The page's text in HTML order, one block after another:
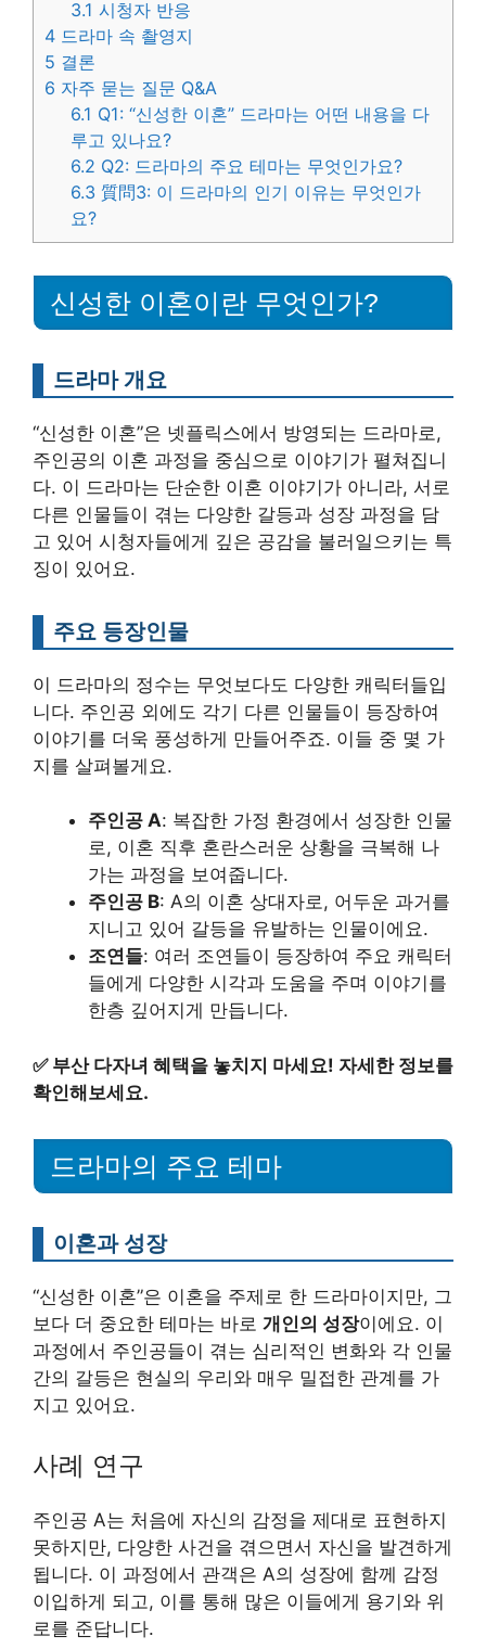
3.1 시청자 반응
4 드라마 속 촬영지
5 결론
6 자주 묻는 질문 Q&A
6.1 Q1: “신성한 이혼” 드라마는 어떤 내용을 다
루고 있나요?
6.2 Q2: 드라마의 주요 테마는 무엇인가요?
6.3 質問3: 이 드라마의 인기 이유는 무엇인가
요?
신성한 이혼이란 무엇인가?
드라마 개요
“신성한 이혼”은 넷플릭스에서 방영되는 드라마로,
주인공의 이혼 과정을 중심으로 이야기가 펼쳐집니
다. 이 드라마는 단순한 이혼 이야기가 아니라, 서로
다른 인물들이 겪는 다양한 갈등과 성장 과정을 담
고 있어 시청자들에게 깊은 공감을 불러일으키는 특
징이 있어요.
주요 등장인물
이 드라마의 정수는 무엇보다도 다양한 캐릭터들입
니다. 주인공 외에도 각기 다른 인물들이 등장하여
이야기를 더욱 풍성하게 만들어주죠. 이들 중 몇 가
지를 살펴볼게요.
주인공 A: 복잡한 가정 환경에서 성장한 인물
로, 이혼 직후 혼란스러운 상황을 극복해 나
가는 과정을 보여줍니다.
주인공 B: A의 이혼 상대자로, 어두운 과거를
지니고 있어 갈등을 유발하는 인물이에요.
조연들: 여러 조연들이 등장하여 주요 캐릭터
들에게 다양한 시각과 도움을 주며 이야기를
한층 깊어지게 만듭니다.
✅ 부산 다자녀 혜택을 놓치지 마세요! 자세한 정보를
확인해보세요.
드라마의 주요 테마
이혼과 성장
“신성한 이혼”은 이혼을 주제로 한 드라마이지만, 그
보다 더 중요한 테마는 바로 개인의 성장이에요. 이
과정에서 주인공들이 겪는 심리적인 변화와 각 인물
간의 갈등은 현실의 우리와 매우 밀접한 관계를 가
지고 있어요.
사례 연구
주인공 A는 처음에 자신의 감정을 제대로 표현하지
못하지만, 다양한 사건을 겪으면서 자신을 발견하게
됩니다. 이 과정에서 관객은 A의 성장에 함께 감정
이입하게 되고, 이를 통해 많은 이들에게 용기와 위
로를 준답니다.